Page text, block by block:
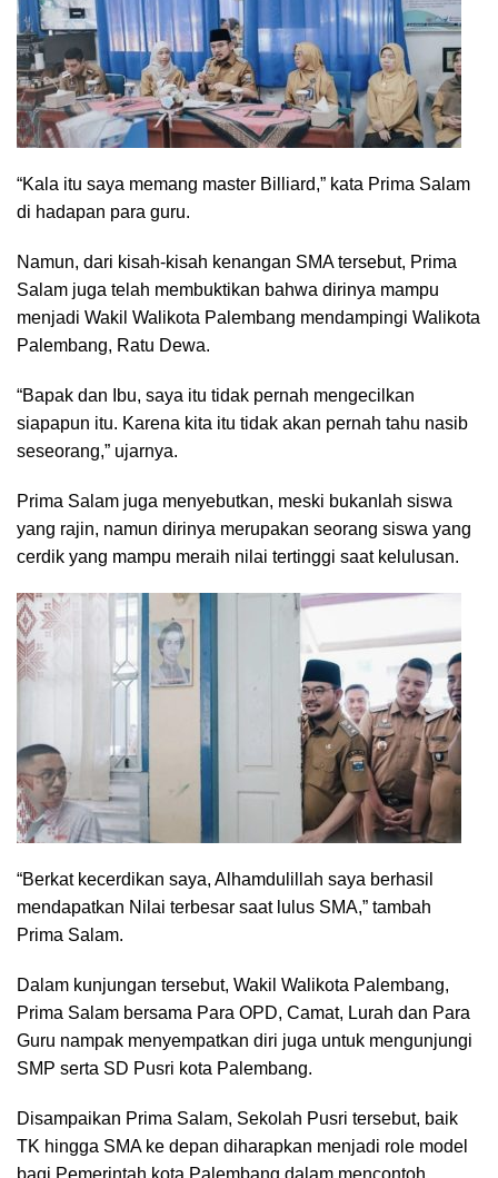
“Kala itu saya memang master Billiard,” kata Prima Salam
di hadapan para guru.
Namun, dari kisah-kisah kenangan SMA tersebut, Prima
Salam juga telah membuktikan bahwa dirinya mampu
menjadi Wakil Walikota Palembang mendampingi Walikota
Palembang, Ratu Dewa.
“Bapak dan Ibu, saya itu tidak pernah mengecilkan
siapapun itu. Karena kita itu tidak akan pernah tahu nasib
seseorang,” ujarnya.
Prima Salam juga menyebutkan, meski bukanlah siswa
yang rajin, namun dirinya merupakan seorang siswa yang
cerdik yang mampu meraih nilai tertinggi saat kelulusan.
“Berkat kecerdikan saya, Alhamdulillah saya berhasil
mendapatkan Nilai terbesar saat lulus SMA,” tambah
Prima Salam.
Dalam kunjungan tersebut, Wakil Walikota Palembang,
Prima Salam bersama Para OPD, Camat, Lurah dan Para
Guru nampak menyempatkan diri juga untuk mengunjungi
SMP serta SD Pusri kota Palembang.
Disampaikan Prima Salam, Sekolah Pusri tersebut, baik
TK hingga SMA ke depan diharapkan menjadi role model
bagi Pemerintah kota Palembang dalam mencontoh